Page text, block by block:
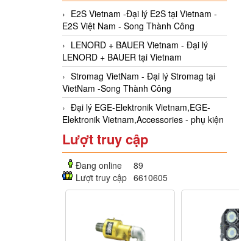
E2S Vietnam -Đại lý E2S tại Vietnam -
E2S Việt Nam - Song Thành Công
LENORD + BAUER Vietnam - Đại lý
LENORD + BAUER tại Vietnam
Stromag VietNam - Đại lý Stromag tại
VietNam -Song Thành Công
Đại lý EGE-Elektronik Vietnam,EGE-
Elektronik Vietnam,Accessories - phụ kiện
Lượt truy cập
Đang online
89
Lượt truy cập 6610605